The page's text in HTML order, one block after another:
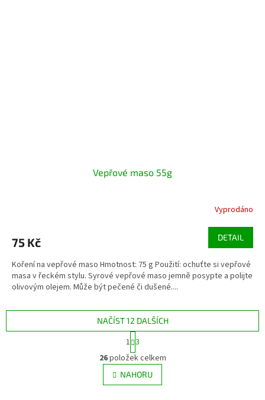
Vepřové maso 55g
Vyprodáno
75 Kč DETAIL
Koření na vepřové maso Hmotnost: 75 g Použití: ochuťte si vepřové
masa v řeckém stylu. Syrové vepřové maso jemně posypte a polijte
olivovým olejem. Může být pečené či dušené....
O
v
l
á
NAČÍST 12 DALŠÍCH
t
r
á
n
k
1 3
26položek celkem
NAHORU